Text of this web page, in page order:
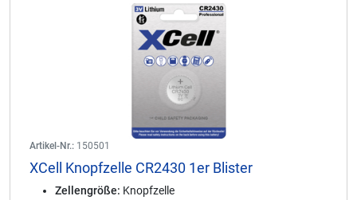
Artikel-Nr.: 150501
XCell Knopfzelle CR2430 1er Blister
Zellengröße: Knopfzelle